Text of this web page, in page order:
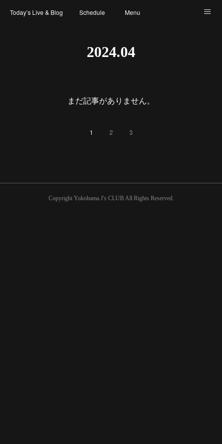
Today’s Live & Blog Schedule Menu
2024.04
まだ記事がありません。
1 2 3
Copyright Yokohama J's CLUB All Rights Reserved.